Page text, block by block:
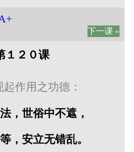
下一课 »
１２０课
作用之功德：
，世俗中不遮，
，安立无错乱。